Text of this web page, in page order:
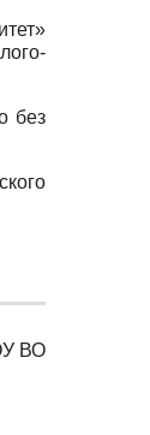
без
ВО